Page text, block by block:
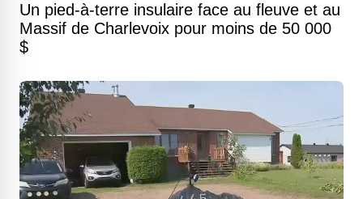
Un pied-à-terre insulaire face au fleuve et au
Massif de Charlevoix pour moins de 50 000
$